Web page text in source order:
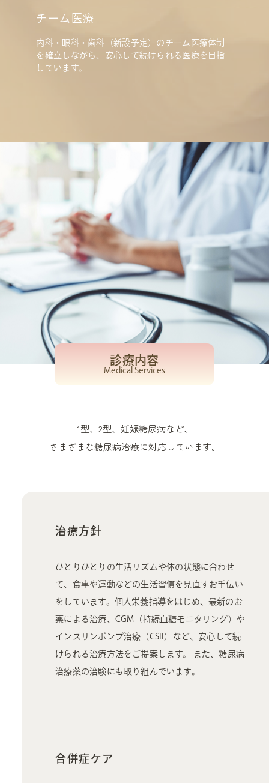
チーム医療
内科・眼科・歯科（新設予定）のチーム医療体制
を確立しながら、安心して続けられる医療を目指
しています。
診療内容
Medical Services
1型、2型、妊娠糖尿病など、
さまざまな糖尿病治療に対応しています。
治療方針
ひとりひとりの生活リズムや体の状態に合わせ
て、食事や運動などの生活習慣を見直すお手伝い
をしています。個人栄養指導をはじめ、最新のお
薬による治療、CGM（持続血糖モニタリング）や
インスリンポンプ治療（CSII）など、安心して続
けられる治療方法をご提案します。 また、糖尿病
治療薬の治験にも取り組んでいます。
合併症ケア